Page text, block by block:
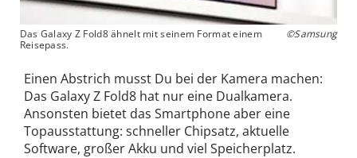
Das Galaxy Z Fold8 ähnelt mit seinem Format einem
Reisepass.
©Samsung
Einen Abstrich musst Du bei der Kamera machen:
Das Galaxy Z Fold8 hat nur eine Dualkamera.
Ansonsten bietet das Smartphone aber eine
Topausstattung: schneller Chipsatz, aktuelle
Software, großer Akku und viel Speicherplatz.